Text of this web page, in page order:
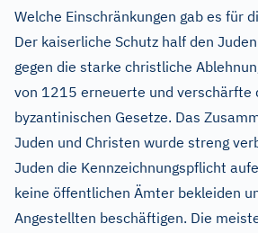
Welche Einschränkungen gab es für
Der kaiserliche Schutz half den
gegen die starke christliche
von 1215 erneuerte und verschärfte
byzantinischen Gesetze. Das
Juden und Christen wurde streng
Juden die Kennzeichnungspflicht
keine öffentlichen Ämter bekleiden
Angestellten beschäftigen. Die